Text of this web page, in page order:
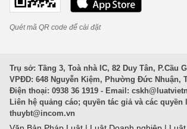
Quét mã QR code để cài đặt
Trụ sở: Tầng 3, Toà nhà IC, 82 Duy Tân, P.Cầu
VPĐD: 648 Nguyễn Kiệm, Phường Đức Nhuận,
Điện thoại: 0938 36 1919 - Email:
Liên hệ quảng cáo; quyền tác giả và các quyền
thuybt@incom.vn